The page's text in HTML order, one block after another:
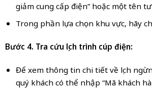
giảm cung cấp điện” hoặc một tên
Trong phần lựa chọn khu vực, hãy
Bước 4. Tra cứu lịch trình cúp điện:
Để xem thông tin chi tiết về lịch
quý khách có thể nhập “Mã khách